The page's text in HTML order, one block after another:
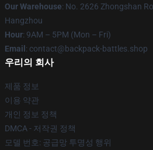
Our Warehouse: No. 2626 Zhongshan
Hangzhou
Hour: 9AM – 5PM (Mon – Fri)
Email : contact@backpack-battles.shop
우리의 회사
제품 정보
이용 약관
개인 정보 정책
DMCA - 저작권 정책
모델 번호: 공급망 투명성 행위